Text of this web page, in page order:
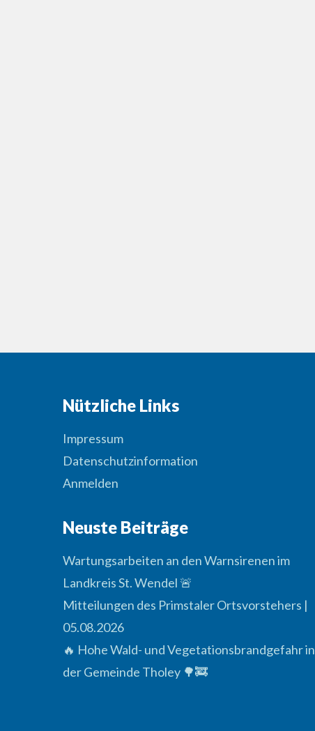
Nützliche Links
Impressum
Datenschutzinformation
Anmelden
Neuste Beiträge
Wartungsarbeiten an den Warnsirenen im
Landkreis St. Wendel 🚨
Mitteilungen des Primstaler Ortsvorstehers |
05.08.2026
🔥 Hohe Wald- und Vegetationsbrandgefahr in
der Gemeinde Tholey 🌳🚒